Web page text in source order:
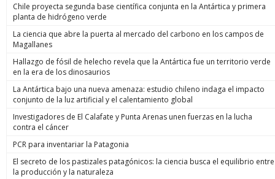
Chile proyecta segunda base científica conjunta en la Antártica y primera
planta de hidrógeno verde
La ciencia que abre la puerta al mercado del carbono en los campos de
Magallanes
Hallazgo de fósil de helecho revela que la Antártica fue un territorio verde
en la era de los dinosaurios
La Antártica bajo una nueva amenaza: estudio chileno indaga el impacto
conjunto de la luz artificial y el calentamiento global
Investigadores de El Calafate y Punta Arenas unen fuerzas en la lucha
contra el cáncer
PCR para inventariar la Patagonia
El secreto de los pastizales patagónicos: la ciencia busca el equilibrio entre
la producción y la naturaleza